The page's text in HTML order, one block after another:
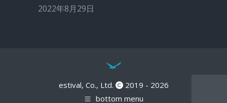
2022年8月29日
estival, Co., Ltd.
2019 - 2026
bottom menu